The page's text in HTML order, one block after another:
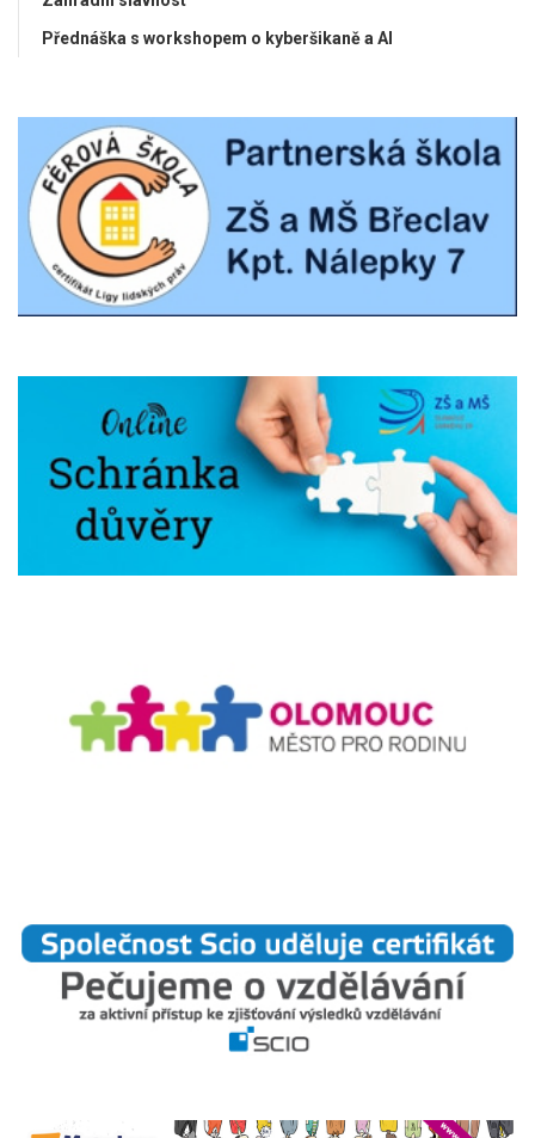
Přednáška s workshopem o kyberšikaně a AI